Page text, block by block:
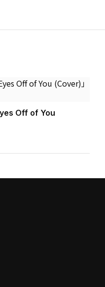
Off of You